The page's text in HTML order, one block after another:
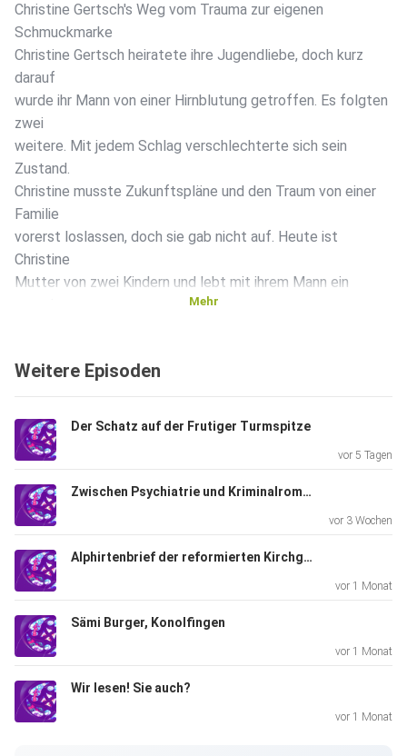
Christine Gertsch's Weg vom Trauma zur eigenen
Schmuckmarke
Christine Gertsch heiratete ihre Jugendliebe, doch kurz
darauf
wurde ihr Mann von einer Hirnblutung getroffen. Es folgten
zwei
weitere. Mit jedem Schlag verschlechterte sich sein
Zustand.
Christine musste Zukunftspläne und den Traum von einer
Familie
vorerst loslassen, doch sie gab nicht auf. Heute ist
Christine
Mutter von zwei Kindern und lebt mit ihrem Mann ein
eigenes Schmucklabel. Ihre Perlen sollen den Blick auf das
lenken und Hoffnung weitergeben.
Mehr
Weitere Episoden
Der Schatz auf der Frutiger Turmspitze
vor 5 Tagen
Zwischen Psychiatrie und Kriminalroman
vor 3 Wochen
Alphirtenbrief der reformierten Kirchgemeinde Sigriswil
vor 1 Monat
Sämi Burger, Konolfingen
vor 1 Monat
Wir lesen! Sie auch?
vor 1 Monat